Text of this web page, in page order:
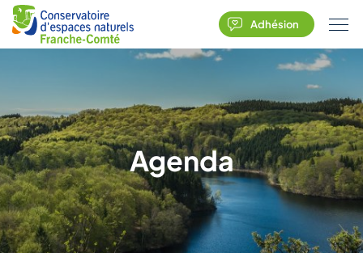
Adhésion
Agenda